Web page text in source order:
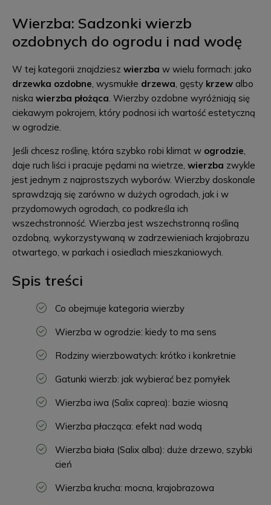
Wierzba: Sadzonki wierzb
ozdobnych do ogrodu i nad wodę
W tej kategorii znajdziesz wierzba w wielu formach: jako
drzewka ozdobne , wysmukłe drzewa , gęsty krzew albo
niska wierzba płożąca . Wierzby ozdobne wyróżniają się
ciekawym pokrojem, który podnosi ich wartość estetyczną
w ogrodzie.
Jeśli chcesz roślinę, która szybko robi klimat w ogrodzie
daje ruch liści i pracuje pędami na wietrze, wierzba zwykle
jest jednym z najprostszych wyborów. Wierzby doskonale
sprawdzają się zarówno w dużych ogrodach, jak i w
przydomowych ogrodach, co podkreśla ich
wszechstronność. Wierzba jest wszechstronną rośliną
ozdobną, wykorzystywaną w zadrzewieniach krajobrazu
otwartego, w parkach i osiedlach mieszkaniowych.
Spis treści
Co obejmuje kategoria wierzby
Wierzba w ogrodzie: kiedy to ma sens
Rodziny wierzbowatych: krótko i konkretnie
Gatunki wierzb: jak wybierać bez pomyłek
Wierzba iwa (Salix caprea): bazie wiosną
Wierzba płacząca: efekt nad wodą
Wierzba biała (Salix alba): duże drzewo, szybki
cień
Wierzba krucha: mocna, krajobrazowa